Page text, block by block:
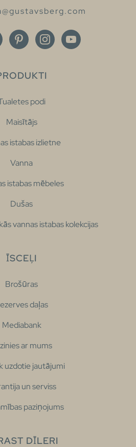
podi
Maisītājs
istabas izlietne
Vanna
istabas mēbeles
Dušas
vannas istabas kolekcijas
ĪSCEĻI
Brošūras
daļas
Mediabank
ar mums
uzdotie jautājumi
un serviss
paziņojums
DĪLERI